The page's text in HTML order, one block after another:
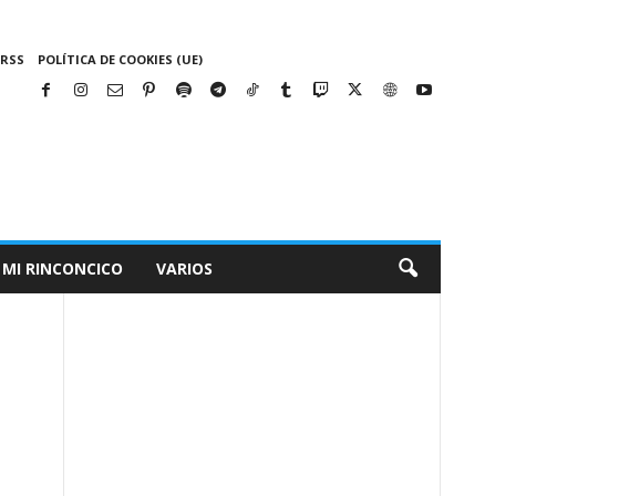
RSS POLÍTICA DE COOKIES (UE)
MI RINCONCICO VARIOS